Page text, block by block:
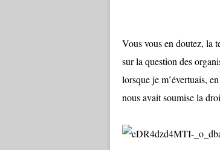
Vous vous en doutez, la
sur la question des
lorsque je m’évertuais,
nous avait soumise la